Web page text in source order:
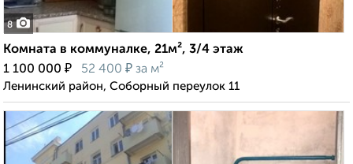
8
Комната в коммуналке, 21м², 3/4 этаж
1 100 000 ₽ 52 400 ₽ за м²
Ленинский район, Соборный переулок 11